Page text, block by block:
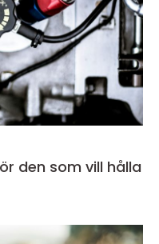
den som vill hålla